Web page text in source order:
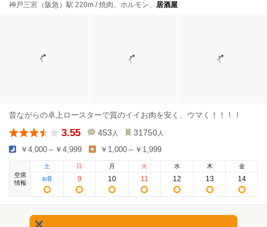
神戸三宮（阪急）駅 220m / 焼肉、ホルモン、 居酒屋
昔ながらの卓上ロースターで質のイイお肉を安く、ウマく！！！！
3.55 453 人 31750 人
￥4,000～￥4,999 ￥1,000～￥1,999
空席
情報
土
8/8
日
9
月
10
火
11
水
12
木
13
金
14